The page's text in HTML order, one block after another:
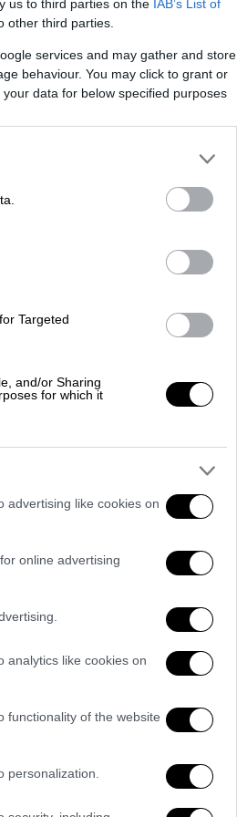
us to third parties on the IAB’s List of
other third parties.
services and may gather and store
behaviour. You may click to grant or
data for below specified purposes
Targeted
and/or Sharing
for which it
advertising like cookies on
online advertising
analytics like cookies on
functionality of the website
personalization.
και
2026 και
και της
Κομοτηνή
αερίου και
να
με τα